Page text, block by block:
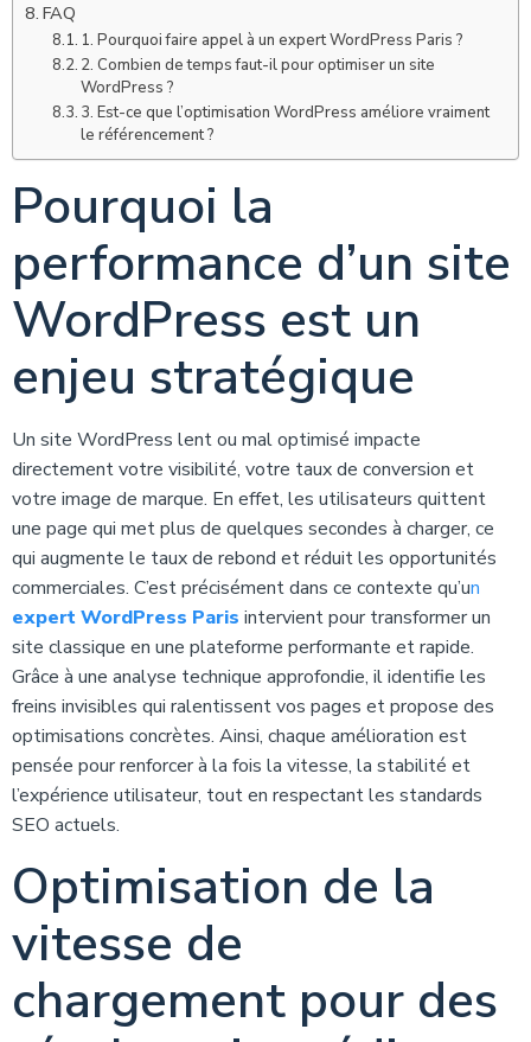
FAQ
1. Pourquoi faire appel à un expert WordPress Paris ?
2. Combien de temps faut-il pour optimiser un site
WordPress ?
3. Est-ce que l’optimisation WordPress améliore vraiment
le référencement ?
Pourquoi la
performance d’un site
WordPress est un
enjeu stratégique
Un site WordPress lent ou mal optimisé impacte
directement votre visibilité, votre taux de conversion et
votre image de marque. En effet, les utilisateurs quittent
une page qui met plus de quelques secondes à charger, ce
qui augmente le taux de rebond et réduit les opportunités
commerciales. C’est précisément dans ce contexte qu’un
expert WordPress Paris intervient pour transformer un
site classique en une plateforme performante et rapide.
Grâce à une analyse technique approfondie, il identifie les
freins invisibles qui ralentissent vos pages et propose des
optimisations concrètes. Ainsi, chaque amélioration est
pensée pour renforcer à la fois la vitesse, la stabilité et
l’expérience utilisateur, tout en respectant les standards
SEO actuels.
Optimisation de la
vitesse de
chargement pour des